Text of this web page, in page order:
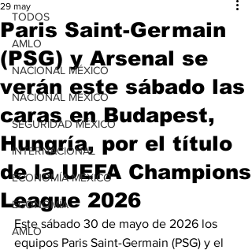
TODOS
AMLO
NACIONAL MÉXICO
NACIONAL MÉXICO
SEGURIDAD MÉXICO
INTERNACIONAL
ECONOMÍA MÉXICO
ECONOMÍA
AMLO
Paris Saint-Germain
(PSG) y Arsenal se
verán este sábado las
caras en Budapest,
Hungría, por el título
de la UEFA Champions
League 2026
29 may
Este sábado 30 de mayo de 2026 los
equipos Paris Saint-Germain (PSG) y el